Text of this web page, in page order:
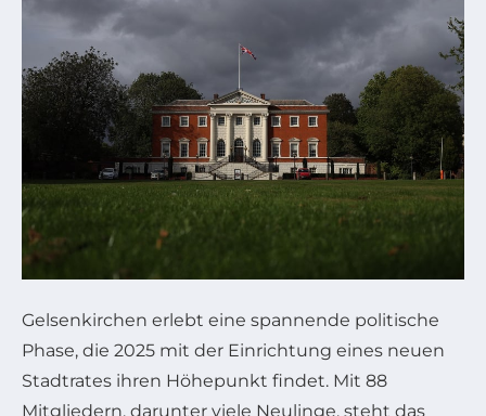
Gelsenkirchen erlebt eine spannende politische
Phase, die 2025 mit der Einrichtung eines neuen
Stadtrates ihren Höhepunkt findet. Mit 88
Mitgliedern, darunter viele Neulinge, steht das